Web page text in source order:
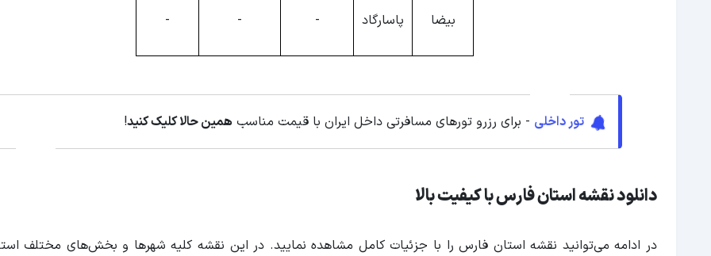
بیضا پاسارگاد -
-
-
تور داخلی - برای رزرو تورهای مسافرتی داخل ایران با قیمت مناسب همین حالا کلیک کنید!
دانلود نقشه استان فارس با کیفیت بالا
در ادامه می‌توانید نقشه استان فارس را با جزئیات کامل مشاهده نمایید. در این نقشه کلیه شهرها و بخش‌های مختلف